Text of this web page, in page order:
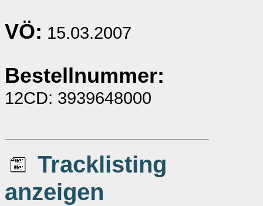
VÖ: 15.03.2007
Bestellnummer:
12CD: 3939648000
Tracklisting
anzeigen